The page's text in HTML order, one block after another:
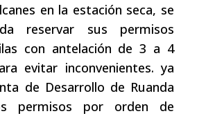
en la estación seca, se
reservar sus permisos
con antelación de 3 a 4
evitar inconvenientes. ya
de Desarrollo de Ruanda
permisos por orden de